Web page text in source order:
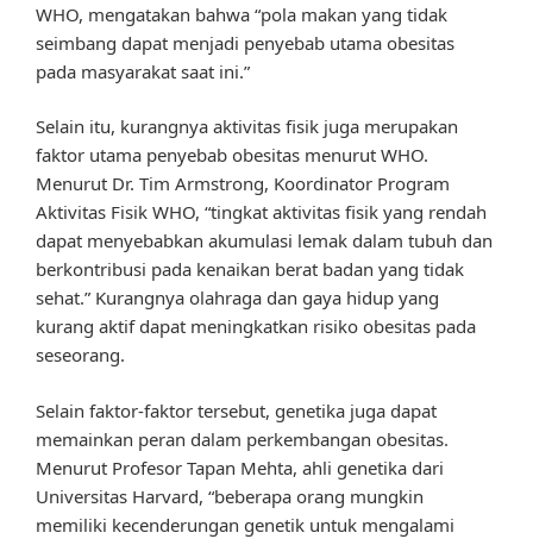
WHO, mengatakan bahwa “pola makan yang tidak
seimbang dapat menjadi penyebab utama obesitas
pada masyarakat saat ini.”
Selain itu, kurangnya aktivitas fisik juga merupakan
faktor utama penyebab obesitas menurut WHO.
Menurut Dr. Tim Armstrong, Koordinator Program
Aktivitas Fisik WHO, “tingkat aktivitas fisik yang rendah
dapat menyebabkan akumulasi lemak dalam tubuh dan
berkontribusi pada kenaikan berat badan yang tidak
sehat.” Kurangnya olahraga dan gaya hidup yang
kurang aktif dapat meningkatkan risiko obesitas pada
seseorang.
Selain faktor-faktor tersebut, genetika juga dapat
memainkan peran dalam perkembangan obesitas.
Menurut Profesor Tapan Mehta, ahli genetika dari
Universitas Harvard, “beberapa orang mungkin
memiliki kecenderungan genetik untuk mengalami